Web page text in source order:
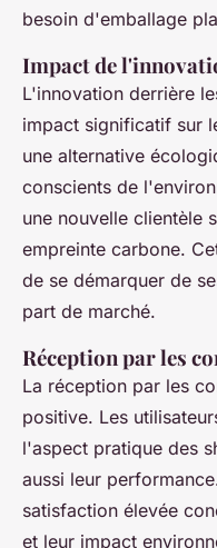
besoin d'emballage
Impact de
L'innovation derrière
impact significatif sur
une alternative
conscients de
une nouvelle clientèle
empreinte carbone.
de se démarquer de
part de marché.
Réception par les
La réception par les
positive. Les
l'aspect pratique des
aussi leur
satisfaction élevée
et leur impact